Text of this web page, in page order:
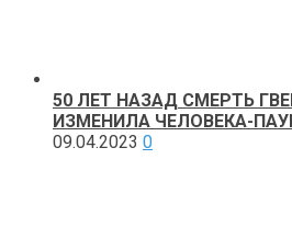
50 ЛЕТ НАЗАД СМЕРТЬ
ИЗМЕНИЛА ЧЕЛОВЕКА-
09.04.2023 0